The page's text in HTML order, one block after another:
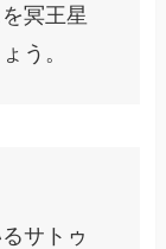
冥王星
う。
サトゥ